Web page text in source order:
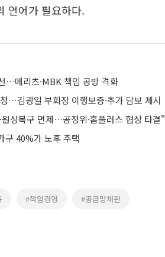
언어가 필요하다.
…메리츠·MBK 책임 공방 격화
…김광일 부회장 이행보증·추가 담보 제시
상복구 면제…공정위·홈플러스 협상 타결"
구 40%가 노후 주택
#책임경영 #공급망재편